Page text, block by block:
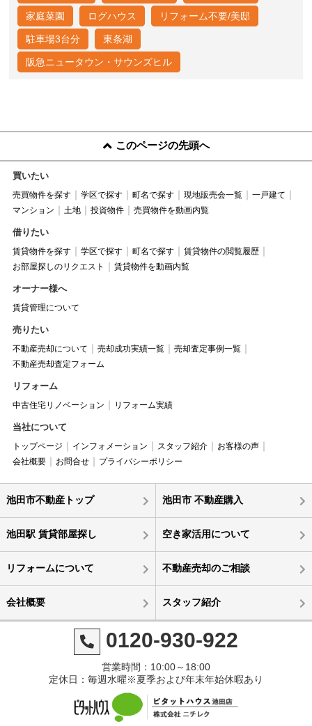
家庭菜園 ログハウス リフォーム不要/美邸
駐車場3台分 東条湖
阪急ニュータウン・サウンズヒル
このページの先頭へ
買いたい
売買物件を探す 学区で探す 町名で探す 現地販売会一覧
一戸建て
マンション
土地 投資物件 売買物件を動画内覧
借りたい
賃貸物件を探す 学区で探す 町名で探す
賃貸物件の閲覧履歴
お部屋探しのリクエスト
賃貸物件を動画内覧
オーナー様へ
賃貸管理について
売りたい
不動産売却について 売却成功実績一覧
売却査定事例一覧
不動産売却査定フォーム
リフォーム
中古住宅リノベーション リフォーム実績
当社について
トップページ インフォメーション スタッフ紹介
お客様の声
会社概要
お問合せ プライバシーポリシー
池田市不動産トップ 池田市 不動産購入
池田駅 賃貸部屋探し 空き家活用について
リフォームについて 不動産売却のご相談
会社概要 スタッフ紹介
0120-930-922
営業時間：10:00～18:00
定休日：毎週水曜※夏季および年末年始休暇あり